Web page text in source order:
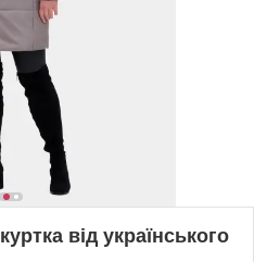
від українського